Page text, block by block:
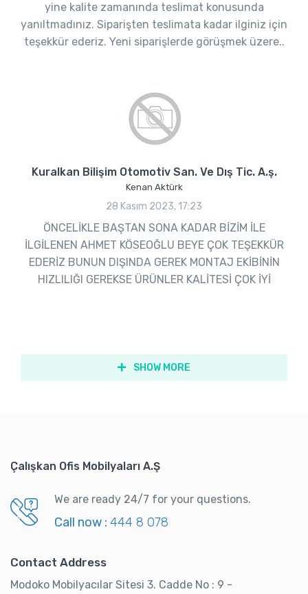
yine kalite zamanında teslimat konusunda
yanıltmadınız. Siparişten teslimata kadar ilginiz için
teşekkür ederiz. Yeni siparişlerde görüşmek üzere..
Kuralkan Bilişim Otomotiv San. Ve Dış Tic. A.ş.
Kenan Aktürk
28 Kasım 2023, 17:23
ÖNCELİKLE BAŞTAN SONA KADAR BİZİM İLE
İLGİLENEN AHMET KÖSEOĞLU BEYE ÇOK TEŞEKKÜR
EDERİZ BUNUN DIŞINDA GEREK MONTAJ EKİBİNİN
HIZLILIĞI GEREKSE ÜRÜNLER KALİTESİ ÇOK İYİ
SHOW MORE
Çalışkan Ofis Mobilyaları A.Ş
We are ready 24/7 for your questions.
Call now : 444 8 078
Contact Address
Modoko Mobilyacılar Sitesi 3. Cadde No : 9 -